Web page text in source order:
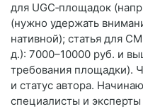
для UGC‑площадок
(нужно удержать
нативной); статья для
д.): 7000–10000 руб. и
требования площадки).
и статус автора.
специалисты и